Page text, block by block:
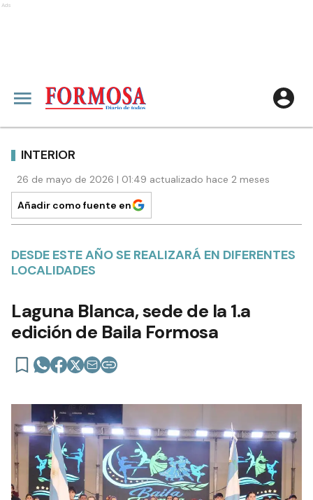
Ads
INTERIOR
26 de mayo de 2026 | 01:49 actualizado hace 2 meses
Añadir como fuente en
DESDE ESTE AÑO SE REALIZARÁ EN DIFERENTES
LOCALIDADES
Laguna Blanca, sede de la 1.a
edición de Baila Formosa